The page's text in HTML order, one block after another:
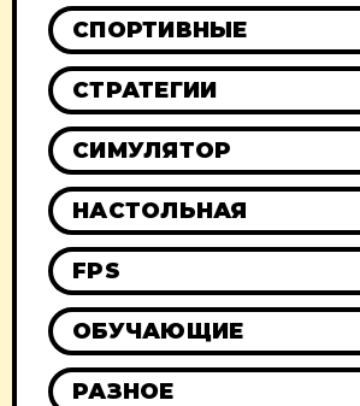
СПОРТИВНЫЕ
СТРАТЕГИИ
СИМУЛЯТОР
НАСТОЛЬНАЯ
FPS
ОБУЧАЮЩИЕ
РАЗНОЕ